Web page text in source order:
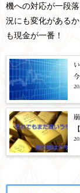
機への対応が一段
況にも変化がある
も現金が一番！